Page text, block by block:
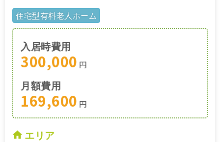
住宅型有料老人ホーム
入居時費用
300,000 円
月額費用
169,600 円
エリア